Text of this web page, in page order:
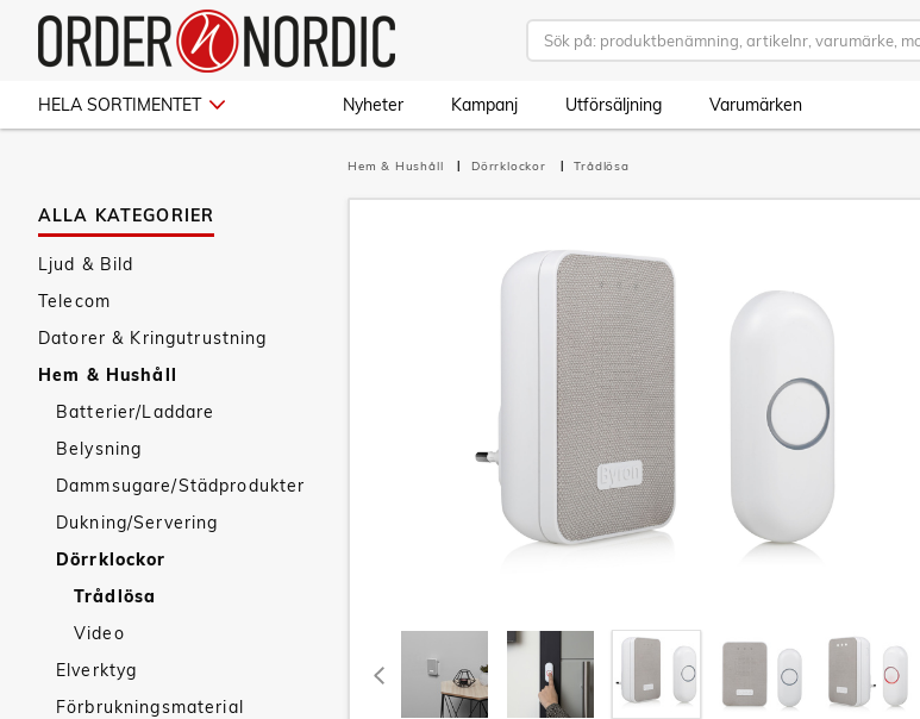
HELA SORTIMENTET Nyheter Kampanj Utförsäljning Varumärken
ALLA KATEGORIER
Ljud & Bild
Telecom
Datorer & Kringutrustning
Hem & Hushåll
Batterier/Laddare
Belysning
Dammsugare/Städprodukter
Dukning/Servering
Dörrklockor
Trådlösa
Video
Elverktyg
Förbrukningsmaterial
Hem & Hushåll Dörrklockor Trådlösa